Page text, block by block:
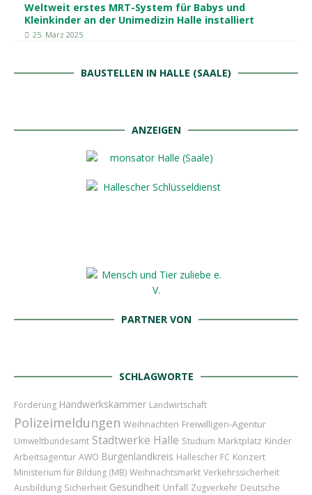
Weltweit erstes MRT-System für Babys und
Kleinkinder an der Unimedizin Halle installiert
25. März 2025
BAUSTELLEN IN HALLE (SAALE)
ANZEIGEN
PARTNER VON
SCHLAGWORTE
Förderung Handwerkskammer Landwirtschaft
Polizeimeldungen Weihnachten Freiwilligen-Agentur
Umweltbundesamt Stadtwerke Halle Studium Marktplatz Kinder
Arbeitsagentur AWO Burgenlandkreis Hallescher FC Konzert
Ministerium für Bildung (MB) Weihnachtsmarkt Verkehrssicherheit
Ausbildung Sicherheit Gesundheit Unfall Zugverkehr Deutsche